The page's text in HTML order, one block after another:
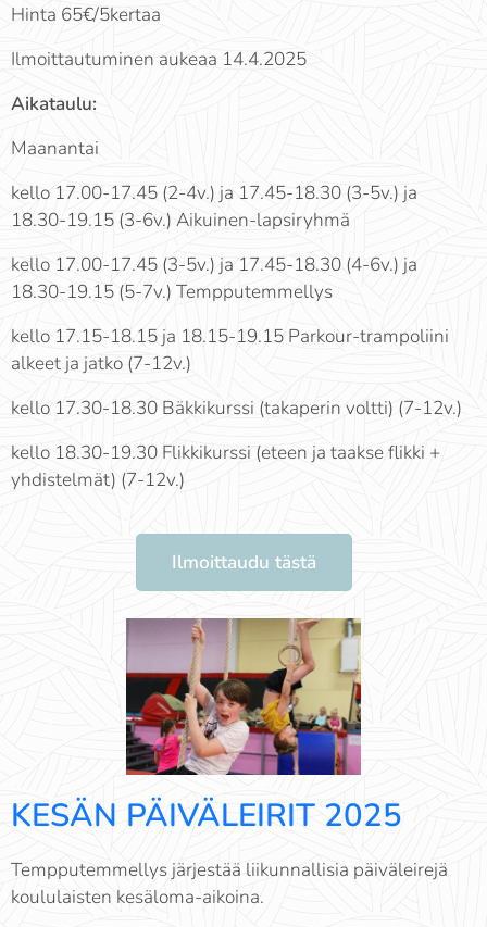
Hinta 65€/5kertaa
Ilmoittautuminen aukeaa 14.4.2025
Aikataulu:
Maanantai
kello 17.00-17.45 (2-4v.) ja 17.45-18.30 (3-5v.) ja
18.30-19.15 (3-6v.) Aikuinen-lapsiryhmä
kello 17.00-17.45 (3-5v.) ja 17.45-18.30 (4-6v.) ja
18.30-19.15 (5-7v.) Tempputemmellys
kello 17.15-18.15 ja 18.15-19.15 Parkour-trampoliini
alkeet ja jatko (7-12v.)
kello 17.30-18.30 Bäkkikurssi (takaperin voltti) (7-12v.)
kello 18.30-19.30 Flikkikurssi (eteen ja taakse flikki +
yhdistelmät) (7-12v.)
Ilmoittaudu tästä
KESÄN PÄIVÄLEIRIT 2025
Tempputemmellys järjestää liikunnallisia päiväleirejä
koululaisten kesäloma-aikoina.